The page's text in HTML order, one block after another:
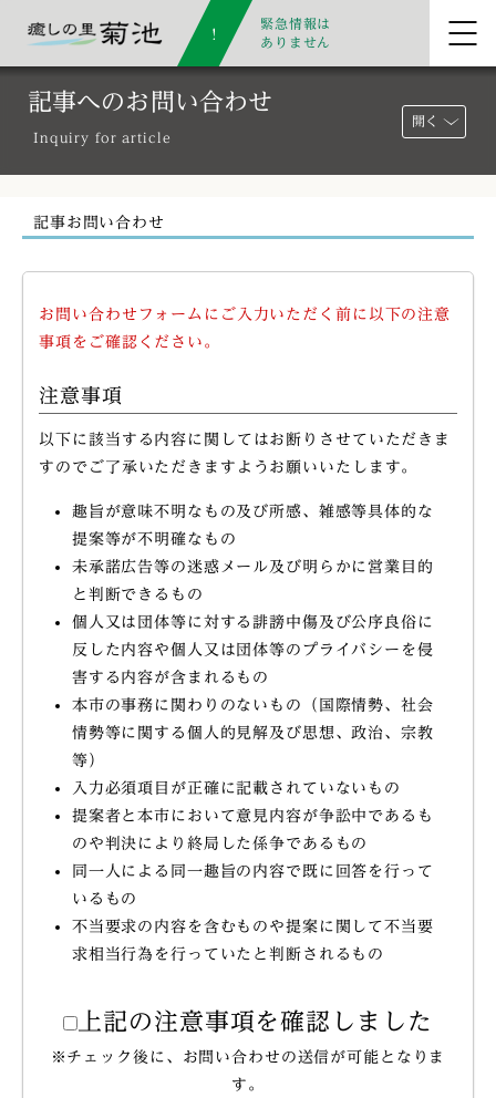
緊急情報は
ありません
記事へのお問い合わせ
Inquiry for article
開く
記事お問い合わせ
お問い合わせフォームにご入力いただく前に以下の注意
事項をご確認ください。
注意事項
以下に該当する内容に関してはお断りさせていただきま
すのでご了承いただきますようお願いいたします。
趣旨が意味不明なもの及び所感、雑感等具体的な
提案等が不明確なもの
未承諾広告等の迷惑メール及び明らかに営業目的
と判断できるもの
個人又は団体等に対する誹謗中傷及び公序良俗に
反した内容や個人又は団体等のプライバシーを侵
害する内容が含まれるもの
本市の事務に関わりのないもの（国際情勢、社会
情勢等に関する個人的見解及び思想、政治、宗教
等）
入力必須項目が正確に記載されていないもの
提案者と本市において意見内容が争訟中であるも
のや判決により終局した係争であるもの
同一人による同一趣旨の内容で既に回答を行って
いるもの
不当要求の内容を含むものや提案に関して不当要
求相当行為を行っていたと判断されるもの
上記の注意事項を確認しました
※チェック後に、お問い合わせの送信が可能となりま
す。